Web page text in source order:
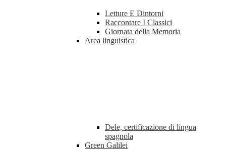
Letture E Dintorni
Raccontare I Classici
Giornata della Memoria
Area linguistica
Dele, certificazione di lingua
spagnola
Green Galilei